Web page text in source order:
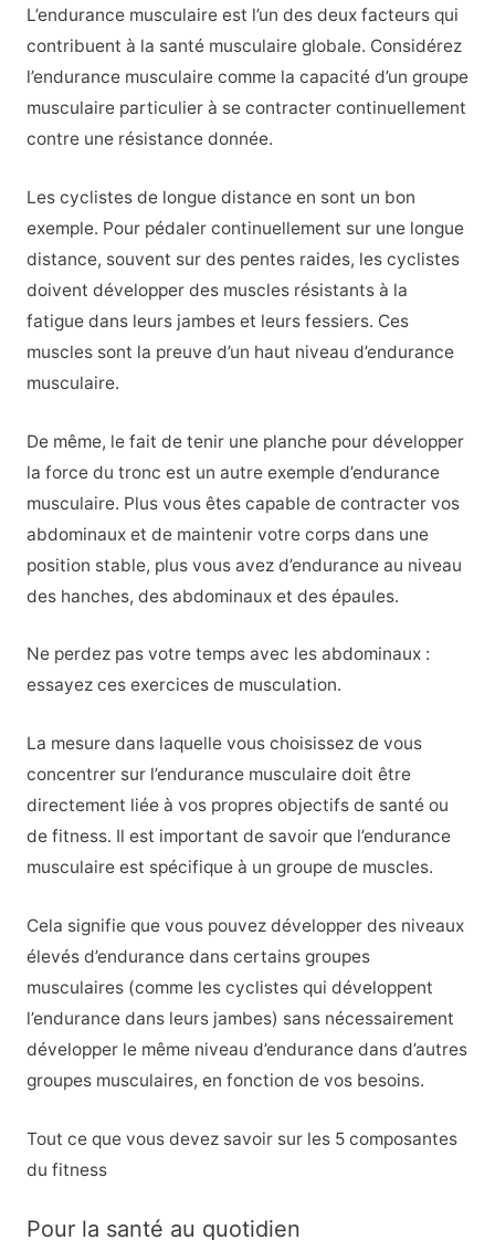
L’endurance musculaire est l’un des deux facteurs qui
contribuent à la santé musculaire globale. Considérez
l’endurance musculaire comme la capacité d’un groupe
musculaire particulier à se contracter continuellement
contre une résistance donnée.
Les cyclistes de longue distance en sont un bon
exemple. Pour pédaler continuellement sur une longue
distance, souvent sur des pentes raides, les cyclistes
doivent développer des muscles résistants à la
fatigue dans leurs jambes et leurs fessiers. Ces
muscles sont la preuve d’un haut niveau d’endurance
musculaire.
De même, le fait de tenir une planche pour développer
la force du tronc est un autre exemple d’endurance
musculaire. Plus vous êtes capable de contracter vos
abdominaux et de maintenir votre corps dans une
position stable, plus vous avez d’endurance au niveau
des hanches, des abdominaux et des épaules.
Ne perdez pas votre temps avec les abdominaux :
essayez ces exercices de musculation.
La mesure dans laquelle vous choisissez de vous
concentrer sur l’endurance musculaire doit être
directement liée à vos propres objectifs de santé ou
de fitness. Il est important de savoir que l’endurance
musculaire est spécifique à un groupe de muscles.
Cela signifie que vous pouvez développer des niveaux
élevés d’endurance dans certains groupes
musculaires (comme les cyclistes qui développent
l’endurance dans leurs jambes) sans nécessairement
développer le même niveau d’endurance dans d’autres
groupes musculaires, en fonction de vos besoins.
Tout ce que vous devez savoir sur les 5 composantes
du fitness
Pour la santé au quotidien